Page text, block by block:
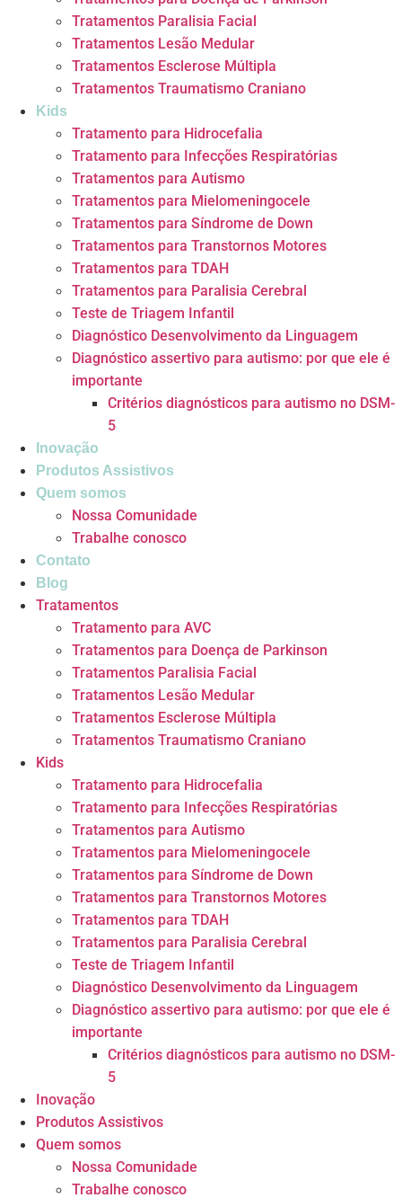
Tratamentos Paralisia Facial
Tratamentos Lesão Medular
Tratamentos Esclerose Múltipla
Tratamentos Traumatismo Craniano
Kids
Tratamento para Hidrocefalia
Tratamento para Infecções Respiratórias
Tratamentos para Autismo
Tratamentos para Mielomeningocele
Tratamentos para Síndrome de Down
Tratamentos para Transtornos Motores
Tratamentos para TDAH
Tratamentos para Paralisia Cerebral
Teste de Triagem Infantil
Diagnóstico Desenvolvimento da Linguagem
Diagnóstico assertivo para autismo: por que ele é
importante
Critérios diagnósticos para autismo no DSM-
5
Inovação
Produtos Assistivos
Quem somos
Nossa Comunidade
Trabalhe conosco
Contato
Blog
Tratamentos
Tratamento para AVC
Tratamentos para Doença de Parkinson
Tratamentos Paralisia Facial
Tratamentos Lesão Medular
Tratamentos Esclerose Múltipla
Tratamentos Traumatismo Craniano
Kids
Tratamento para Hidrocefalia
Tratamento para Infecções Respiratórias
Tratamentos para Autismo
Tratamentos para Mielomeningocele
Tratamentos para Síndrome de Down
Tratamentos para Transtornos Motores
Tratamentos para TDAH
Tratamentos para Paralisia Cerebral
Teste de Triagem Infantil
Diagnóstico Desenvolvimento da Linguagem
Diagnóstico assertivo para autismo: por que ele é
importante
Critérios diagnósticos para autismo no DSM-
5
Inovação
Produtos Assistivos
Quem somos
Nossa Comunidade
Trabalhe conosco